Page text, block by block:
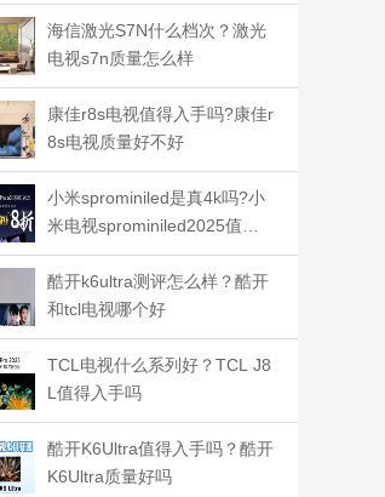
海信激光S7N什么档次？激光
电视s7n质量怎么样
康佳r8s电视值得入手吗?康佳r
8s电视质量好不好
小米sprominiled是真4k吗?小
米电视sprominiled2025值得
入手吗
酷开k6ultra测评怎么样？酷开
和tcl电视哪个好
TCL电视什么系列好？TCL J8
L值得入手吗
酷开K6Ultra值得入手吗？酷开
K6Ultra质量好吗